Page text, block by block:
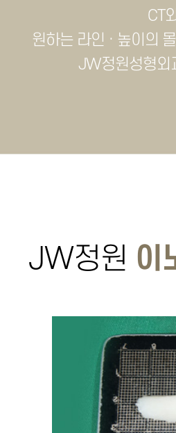
CT
원하는 라인 · 높이의
JW정원성형외
JW정원 이